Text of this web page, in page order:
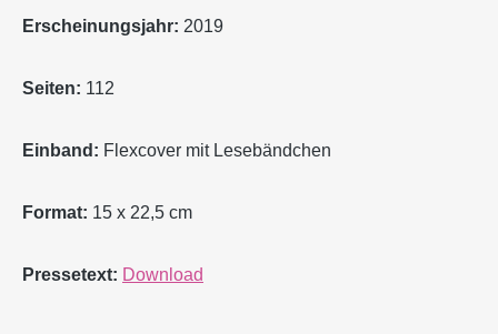
Erscheinungsjahr: 2019
Seiten: 112
Einband: Flexcover mit Lesebändchen
Format: 15 x 22,5 cm
Pressetext: Download